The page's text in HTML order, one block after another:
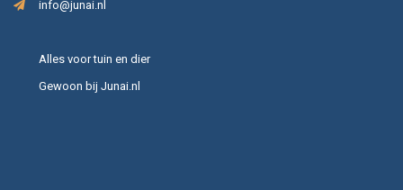
info@junai.nl
Alles voor tuin en dier
Gewoon bij Junai.nl